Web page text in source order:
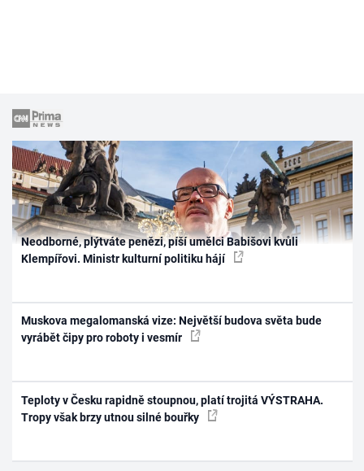
Neodborné, plýtváte penězi, píší umělci Babišovi kvůli
Klempířovi. Ministr kulturní politiku hájí
Muskova megalomanská vize: Největší budova světa bude
vyrábět čipy pro roboty i vesmír
Teploty v Česku rapidně stoupnou, platí trojitá VÝSTRAHA.
Tropy však brzy utnou silné bouřky